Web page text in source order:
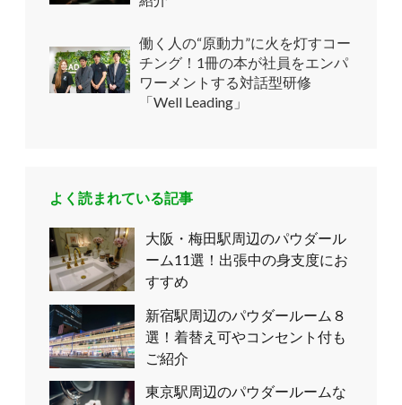
働く人の“原動力”に火を灯すコー
チング！1冊の本が社員をエンパ
ワーメントする対話型研修
「Well Leading」
よく読まれている記事
大阪・梅田駅周辺のパウダール
ーム11選！出張中の身支度にお
すすめ
新宿駅周辺のパウダールーム８
選！着替え可やコンセント付も
ご紹介
東京駅周辺のパウダールームな